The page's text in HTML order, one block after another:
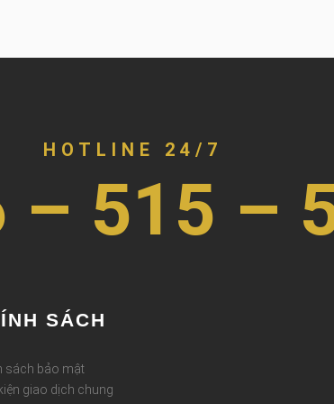
HOTLINE 24/7
– 515 –
SÁCH
sách bảo mật
giao dịch chung